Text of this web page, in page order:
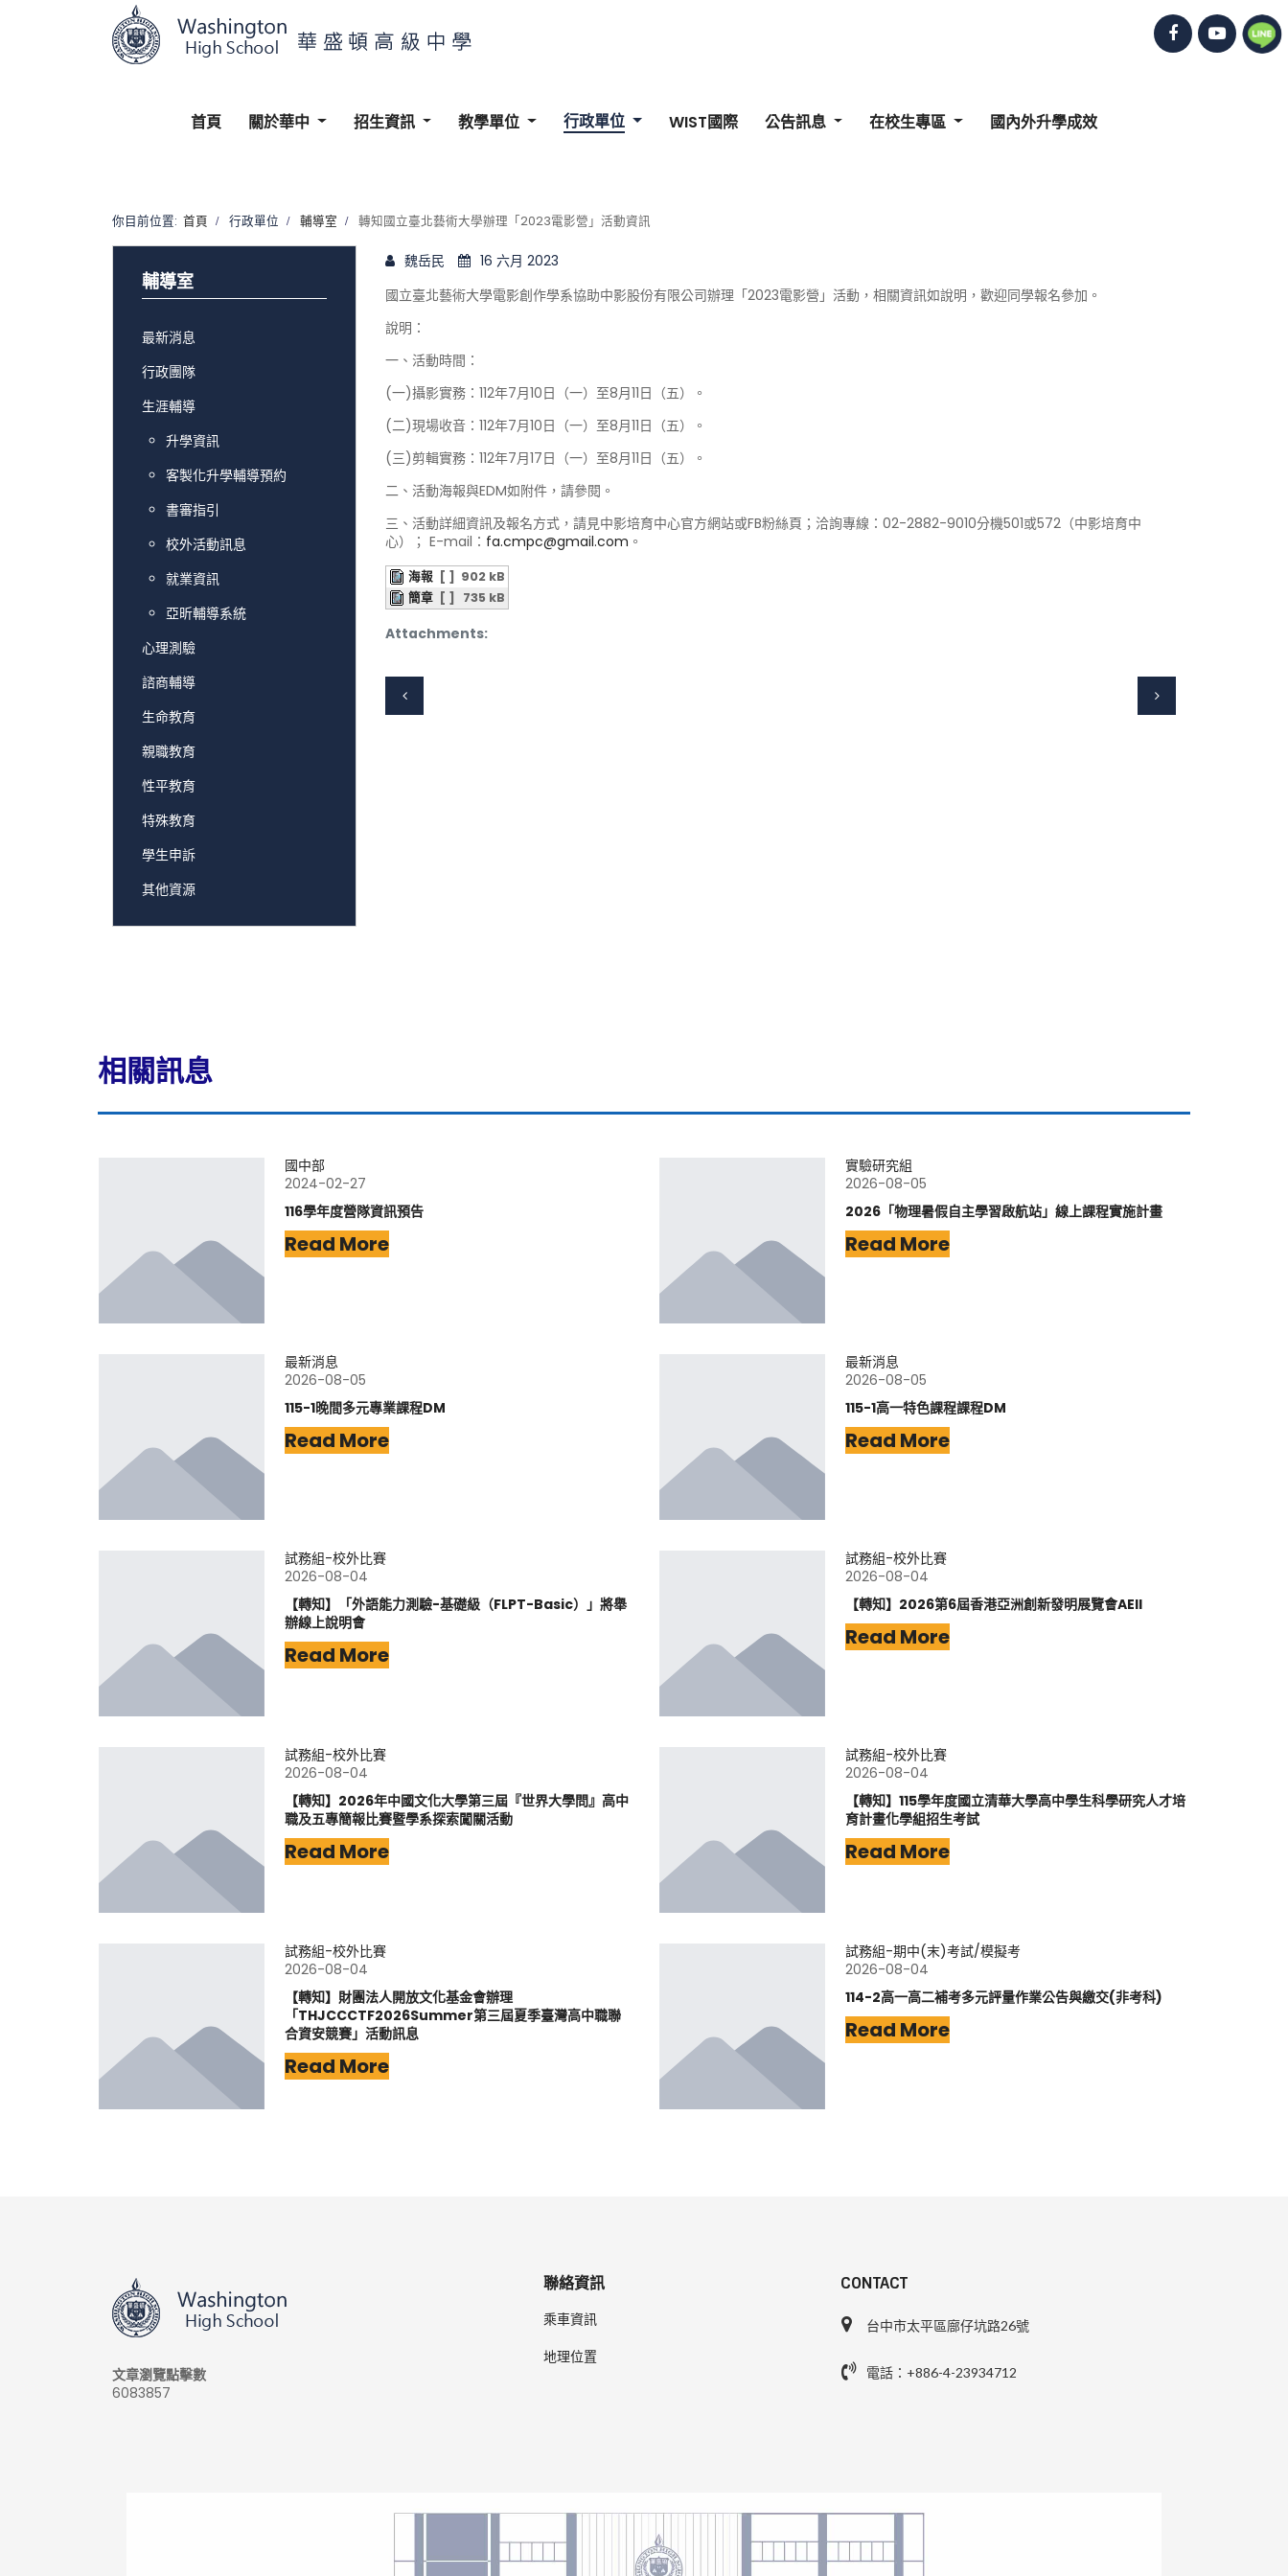
首頁 關於華中 招生資訊 教學單位 行政單位 WIST國際 公告訊息 在校生專區 國內外升學成效
你目前位置: 首頁 行政單位 輔導室 轉知國立臺北藝術大學辦理「2023電影營」活動資訊
魏岳民
16 六月 2023
國立臺北藝術大學電影創作學系協助中影股份有限公司辦理「2023電影營」活動，相關資訊如說明，歡迎同學報名參加。
說明：
一、活動時間：
(一)攝影實務：112年7月10日（一）至8月11日（五）。
(二)現場收音：112年7月10日（一）至8月11日（五）。
(三)剪輯實務：112年7月17日（一）至8月11日（五）。
二、活動海報與EDM如附件，請參閱。
三、活動詳細資訊及報名方式，請見中影培育中心官方網站或FB粉絲頁；洽詢專線：02-2882-9010分機501或572（中影培育中
心）； E-mail： fa.cmpc@gmail.com 。
Attachments:
海報 [ ]
902 kB
簡章 [ ] 735 kB
輔導室
最新消息
行政團隊
生涯輔導
升學資訊
客製化升學輔導預約
書審指引
校外活動訊息
就業資訊
亞昕輔導系統
心理測驗
諮商輔導
生命教育
親職教育
性平教育
特殊教育
學生申訴
其他資源
相關訊息
國中部
2024-02-27
116學年度營隊資訊預告
Read More
實驗研究組
2026-08-05
2026「物理暑假自主學習啟航站」線上課程實施計畫
Read More
最新消息
2026-08-05
115-1晚間多元專業課程DM
Read More
最新消息
2026-08-05
115-1高一特色課程課程DM
Read More
試務組-校外比賽
2026-08-04
【轉知】「外語能力測驗-基礎級（FLPT-Basic）」將舉
辦線上說明會
Read More
試務組-校外比賽
2026-08-04
【轉知】2026第6屆香港亞洲創新發明展覽會AEII
Read More
試務組-校外比賽
2026-08-04
【轉知】2026年中國文化大學第三屆『世界大學問』高中
職及五專簡報比賽暨學系探索闖關活動
Read More
試務組-校外比賽
2026-08-04
【轉知】115學年度國立清華大學高中學生科學研究人才培
育計畫化學組招生考試
Read More
試務組-校外比賽
2026-08-04
【轉知】財團法人開放文化基金會辦理
「THJCCCTF2026Summer第三屆夏季臺灣高中職聯
合資安競賽」活動訊息
Read More
試務組-期中(末)考試/模擬考
2026-08-04
114-2高一高二補考多元評量作業公告與繳交(非考科)
Read More
文章瀏覽點擊數
6083857
聯絡資訊
乘車資訊
地理位置
CONTACT
台中市太平區廍仔坑路26號
電話：+886-4-23934712